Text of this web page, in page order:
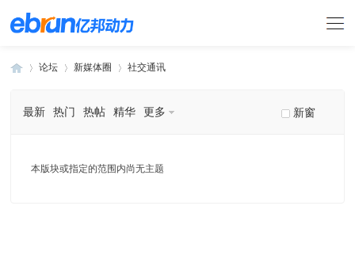
论坛 新媒体圈 社交通讯
新窗
最新 热门 热帖 精华 更多
本版块或指定的范围内尚无主题